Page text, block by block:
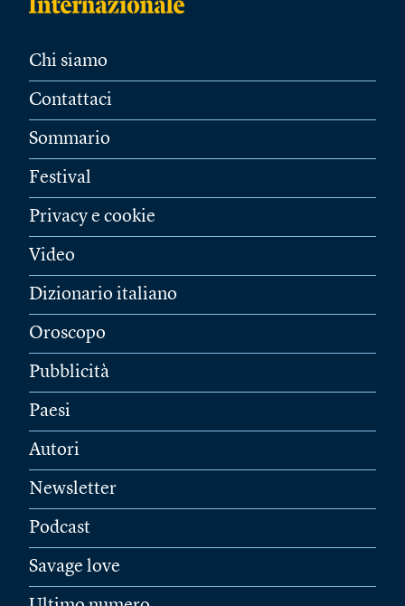
Chi siamo
Contattaci
Sommario
Festival
Privacy e cookie
Video
Dizionario italiano
Oroscopo
Pubblicità
Paesi
Autori
Newsletter
Podcast
Savage love